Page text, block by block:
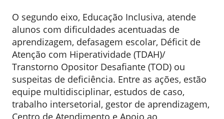
O segundo eixo, Educação Inclusiva, atende
alunos com dificuldades acentuadas de
aprendizagem, defasagem escolar, Déficit de
Atenção com Hiperatividade (TDAH)/
Transtorno Opositor Desafiante (TOD) ou
suspeitas de deficiência. Entre as ações, estão
equipe multidisciplinar, estudos de caso,
trabalho intersetorial, gestor de aprendizagem,
Centro de Atendimento e Apoio ao